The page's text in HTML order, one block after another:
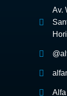
Av.